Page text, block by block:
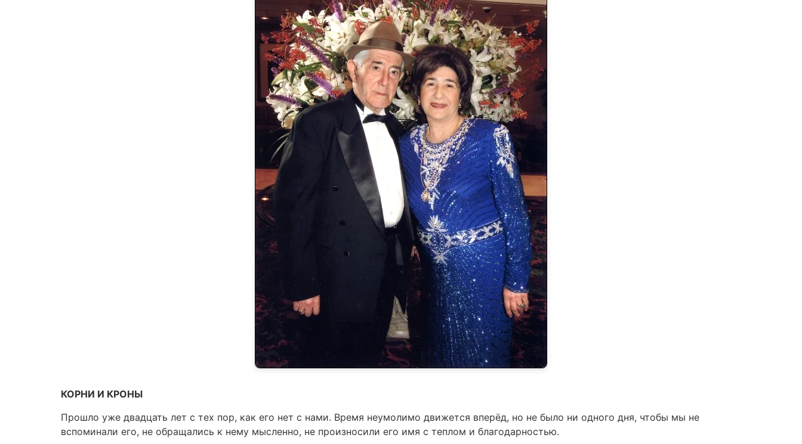
КОРНИ И КРОНЫ
Прошло уже двадцать лет с тех пор, как его нет с нами. Время неумолимо движется вперёд, но не было ни одного дня, чтобы мы не
вспоминали его, не обращались к нему мысленно, не произносили его имя с теплом и благодарностью.